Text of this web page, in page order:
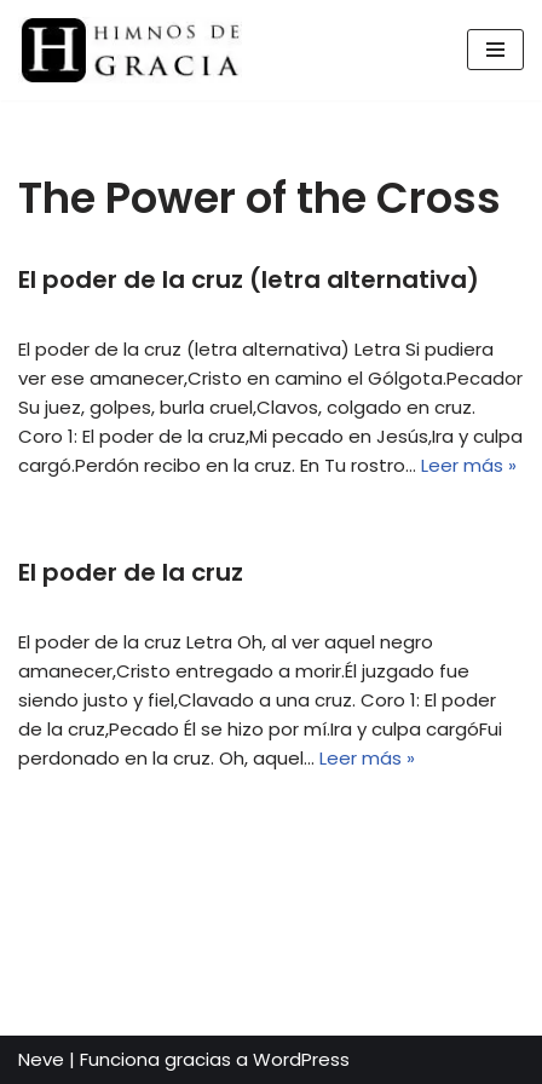
Saltar
The Power of the Cross
El poder de la cruz (letra alternativa)
El poder de la cruz (letra alternativa) Letra Si pudiera
ver ese amanecer,Cristo en camino el Gólgota.Pecador
Su juez, golpes, burla cruel,Clavos, colgado en cruz.
Coro 1: El poder de la cruz,Mi pecado en Jesús,Ira y culpa
cargó.Perdón recibo en la cruz. En Tu rostro… Leer más »
El poder de la cruz
El poder de la cruz Letra Oh, al ver aquel negro
amanecer,Cristo entregado a morir.Él juzgado fue
siendo justo y fiel,Clavado a una cruz. Coro 1: El poder
de la cruz,Pecado Él se hizo por mí.Ira y culpa cargóFui
perdonado en la cruz. Oh, aquel… Leer más »
Neve | Funciona gracias a WordPress